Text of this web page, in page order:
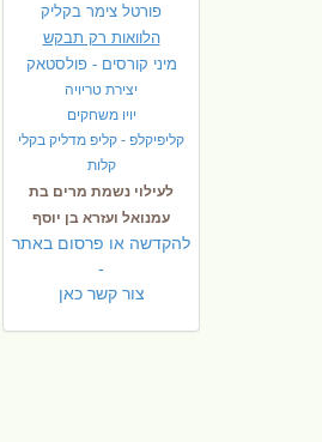
פורטל צימר בקליק
הלוואות רק תבקש
מיני קורסים - פולסטאק
יצירת טריויה
יויו משחקים
קליפיקלפ - קליפ מדליק בקלי
קלות
לעילוי נשמת מרים בת
עמנואל ועזרא בן יוסף
להקדשה או פרסום באתר
-
צור קשר כאן